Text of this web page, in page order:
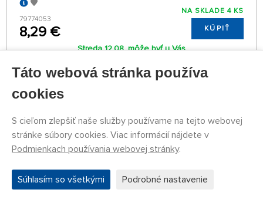
79774053
8,29 €
NA SKLADE 4 KS
KÚPIŤ
Streda 12.08. môže byť u Vás
Náhlavná lupa so zväčšovacími sklami (1,2×, 1,8×,
Táto webová stránka používa
cookies
S cieľom zlepšiť naše služby používame na tejto webovej
stránke súbory cookies. Viac informácií nájdete v
Podmienkach používania webovej stránky.
Súhlasím so všetkými Podrobné nastavenie